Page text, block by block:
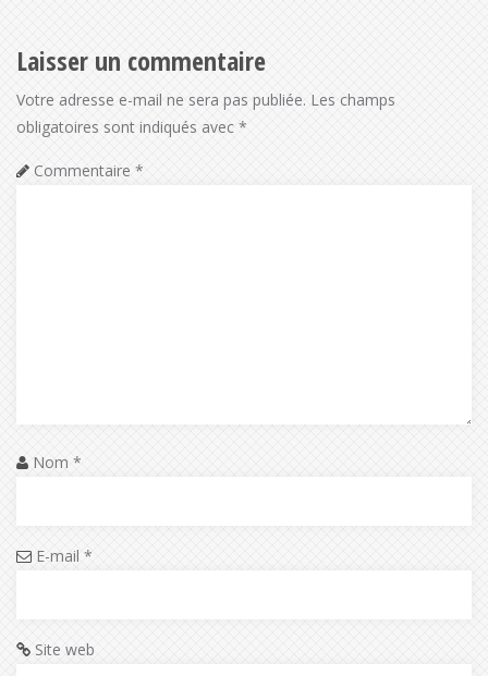
Laisser un commentaire
Votre adresse e-mail ne sera pas publiée. Les champs
obligatoires sont indiqués avec *
Commentaire *
Nom *
E-mail *
Site web